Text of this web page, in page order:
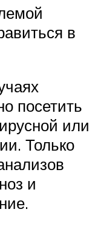
в
посетить
или
Только
и